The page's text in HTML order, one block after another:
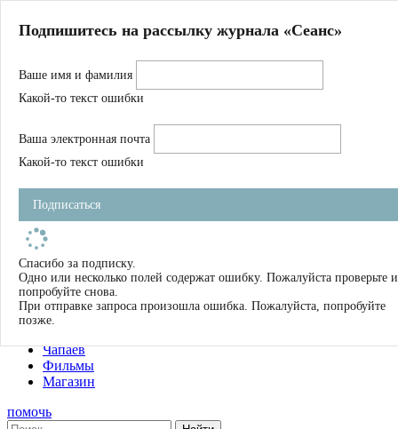
Магазин
Журнал
Школа
Устав
Фильмы
Имена
Тэги
О нас
Журнал
Книги
Чапаев
Фильмы
Магазин
помочь
Подпишитесь на рассылку журнала «Сеанс»
Ваше имя и фамилия
Какой-то текст ошибки
Ваша электронная почта
Какой-то текст ошибки
Подписаться
Спасибо за подписку.
Одно или несколько полей содержат ошибку. Пожалуйста проверьте и
попробуйте снова.
При отправке запроса произошла ошибка. Пожалуйста, попробуйте
позже.